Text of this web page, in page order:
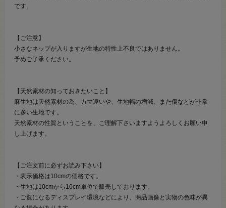
です。
【ご注意】
小さなネップが入りますが生地の特性上不良ではありません。
予めご了承ください。
【天然素材の知っておきたいこと】
麻生地は天然素材の為、カマ違いや、生地幅の増減、また傷などが非常
に多い生地です。
天然素材の性質ということを、ご理解下さいますようよろしくお願い申
し上げます。
【ご注文前に必ずお読み下さい】
・表示価格は10cmの価格です。
・生地は10cmから10cm単位で販売しております。
・ご覧になるディスプレイ環境などにより、商品画像と実物の色味が異